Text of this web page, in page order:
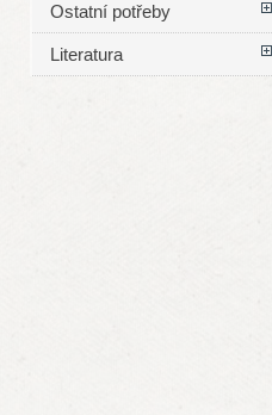
Ostatní potřeby
Literatura